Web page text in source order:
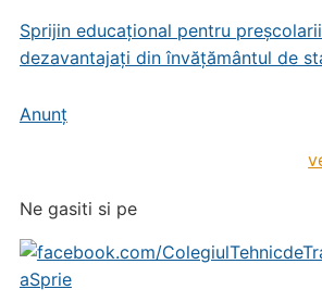
Sprijin educațional pentru
dezavantajați din învățământul de
Anunț
Ne gasiti si pe